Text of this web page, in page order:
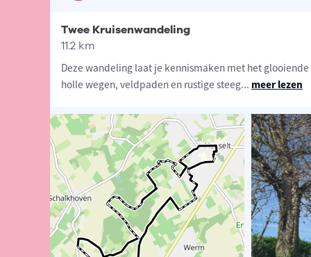
Twee Kruisenwandeling
11.2 km
Deze wandeling laat je kennismaken met het
holle wegen, veldpaden en rustige steeg... meer lezen